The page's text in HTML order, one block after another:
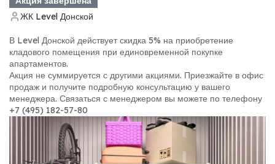
ЖК Level Донской
В Level Донской действует скидка 5% на приобретение
кладового помещения при единовременной покупке
апартаментов.
Акция не суммируется с другими акциями. Приезжайте в офис
продаж и получите подробную консультацию у вашего
менеджера. Связаться с менеджером вы можете по телефону
+7 (495) 182-57-80